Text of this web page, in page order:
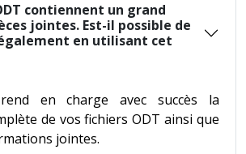
contiennent un grand
jointes. Est-il possible de
en utilisant cet
en charge avec succès la
de vos fichiers ODT ainsi que
jointes.